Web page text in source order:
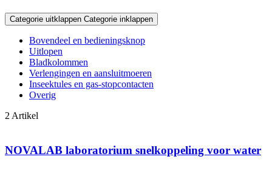
Categorie uitklappen Categorie inklappen
Bovendeel en bedieningsknop
Uitlopen
Bladkolommen
Verlengingen en aansluitmoeren
Inseektules en gas-stopcontacten
Overig
2 Artikel
NOVALAB laboratorium snelkoppeling voor water